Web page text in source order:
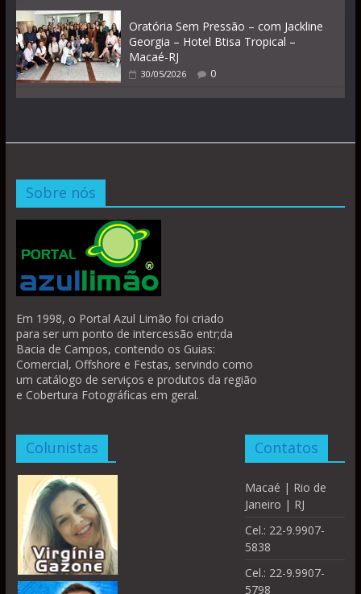
Oratória Sem Pressão – com Jackline
Georgia – Hotel Btisa Tropical –
Macaé-RJ
30/05/2026 0
Sobre nós
Em 1998, o Portal Azul Limão foi criado
para ser um ponto de intercessão entr;da
Bacia de Campos, contendo os Guias:
Comercial, Offshore e Festas, servindo como
um catálogo de serviços e produtos da região
e Cobertura Fotográficas em geral.
Colunistas Contatos
Macaé | Rio de
Janeiro | RJ
Cel.: 22-9.9907-
5838
Cel.: 22-9.9907-
5798